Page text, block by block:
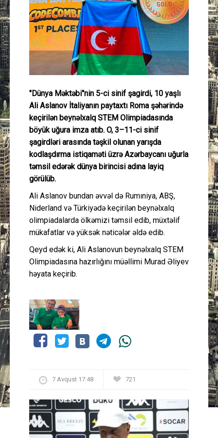
Layihə
Gündəm
Cəmiyyət
Əlaqə
"Dünya Məktəbi"nin 5-ci sinif şagirdi, 10 yaşlı
Ali Aslanov İtaliyanın paytaxtı Roma şəhərində
keçirilən beynəlxalq STEM Olimpiadasında
böyük uğura imza atıb. O, 3–11-ci sinif
şagirdləri arasında təşkil olunan yarışda
kodlaşdırma istiqaməti üzrə Azərbaycanı uğurla
təmsil edərək dünya birincisi adına layiq
görülüb.
Ali Aslanov bundan əvvəl də Rumıniya, ABŞ,
Niderland və Türkiyədə keçirilən beynəlxalq
olimpiadalarda ölkəmizi təmsil edib, müxtəlif
mükafatlar və yüksək nəticələr əldə edib.
Qeyd edək ki, Ali Aslanovun beynəlxalq STEM
Olimpiadasına hazırlığını müəllimi Murad Əliyev
həyata keçirib.
7 Avqust 17:48 721